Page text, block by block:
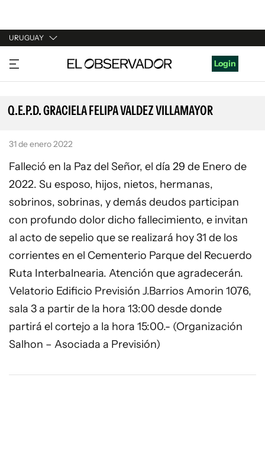
URUGUAY
URUGUAY
ARGENTINA
ESPAÑA
Login
Q.E.P.D. GRACIELA FELIPA VALDEZ VILLAMAYOR
31 de enero 2022
Falleció en la Paz del Señor, el día 29 de Enero de
2022. Su esposo, hijos, nietos, hermanas,
sobrinos, sobrinas, y demás deudos participan
con profundo dolor dicho fallecimiento, e invitan
al acto de sepelio que se realizará hoy 31 de los
corrientes en el Cementerio Parque del Recuerdo
Ruta Interbalnearia. Atención que agradecerán.
Velatorio Edificio Previsión J.Barrios Amorin 1076,
sala 3 a partir de la hora 13:00 desde donde
partirá el cortejo a la hora 15:00.- (Organización
Salhon – Asociada a Previsión)